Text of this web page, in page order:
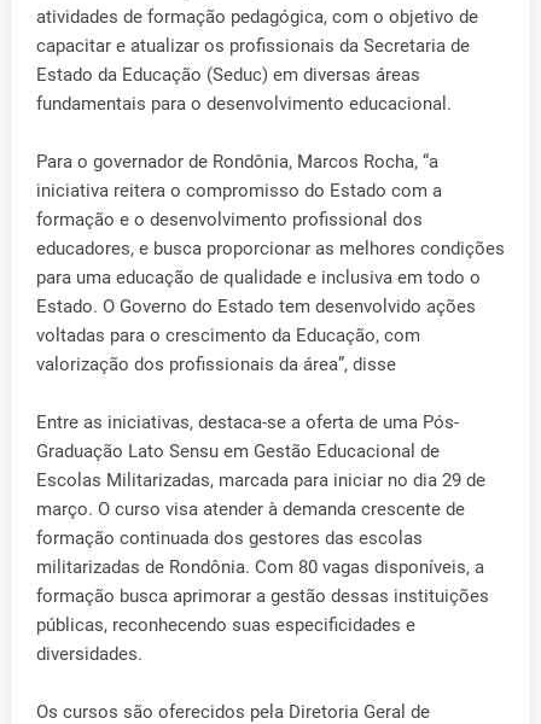
atividades de formação pedagógica, com o objetivo de
capacitar e atualizar os profissionais da Secretaria de
Estado da Educação (Seduc) em diversas áreas
fundamentais para o desenvolvimento educacional.
Para o governador de Rondônia, Marcos Rocha, “a
iniciativa reitera o compromisso do Estado com a
formação e o desenvolvimento profissional dos
educadores, e busca proporcionar as melhores condições
para uma educação de qualidade e inclusiva em todo o
Estado. O Governo do Estado tem desenvolvido ações
voltadas para o crescimento da Educação, com
valorização dos profissionais da área”, disse
Entre as iniciativas, destaca-se a oferta de uma Pós-
Graduação Lato Sensu em Gestão Educacional de
Escolas Militarizadas, marcada para iniciar no dia 29 de
março. O curso visa atender à demanda crescente de
formação continuada dos gestores das escolas
militarizadas de Rondônia. Com 80 vagas disponíveis, a
formação busca aprimorar a gestão dessas instituições
públicas, reconhecendo suas especificidades e
diversidades.
Os cursos são oferecidos pela Diretoria Geral de